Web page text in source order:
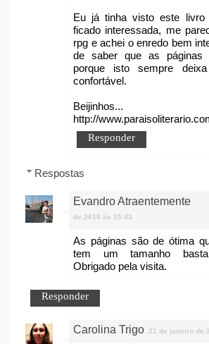
Eu já tinha visto este
ficado interessada, me
rpg e achei o enredo bem
de saber que as páginas
porque isto sempre
confortável.
Beijinhos...
http://
Responder
Respostas
Evandro Atraentemente
de 2018 às 15:43
As páginas são de ótima
tem um tamanho
Obrigado pela visita.
Responder
Carolina Trigo 21 de janeiro de